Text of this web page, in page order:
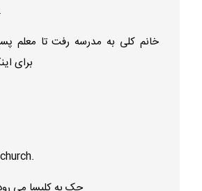
خانم کلی به مدرسه رفت تا معلم
برای